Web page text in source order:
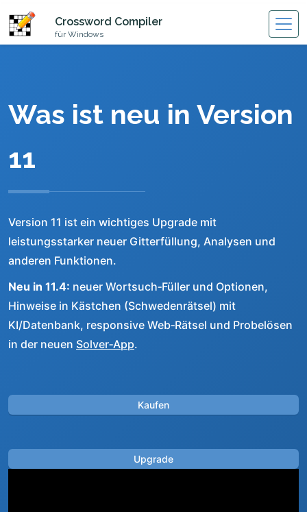
Crossword Compiler
für Windows
Was ist neu in Version
11
Version 11 ist ein wichtiges Upgrade mit
leistungsstarker neuer Gitterfüllung, Analysen und
anderen Funktionen.
Neu in 11.4: neuer Wortsuch‑Füller und Optionen,
Hinweise in Kästchen (Schwedenrätsel) mit
KI/Datenbank, responsive Web‑Rätsel und Probelösen
in der neuen Solver‑App.
Kaufen
Upgrade